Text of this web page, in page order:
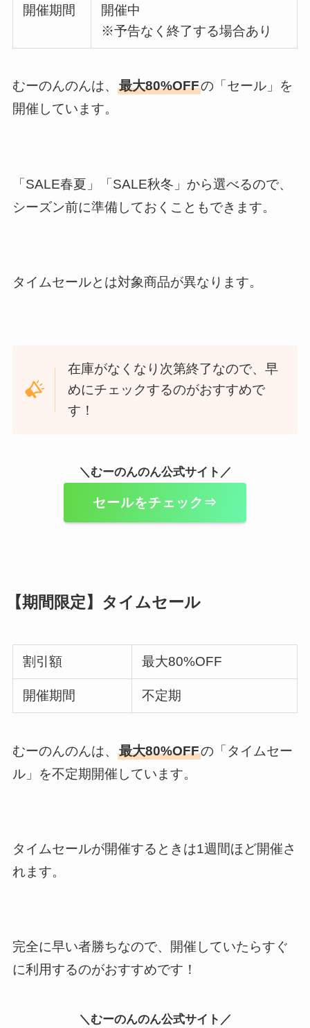
開催期間
開催中
※予告なく終了する場合あり
むーのんのんは、 最大80%OFFの「セール」を
開催しています。
「SALE春夏」「SALE秋冬」から選べるので、
シーズン前に準備しておくこともできます。
タイムセールとは対象商品が異なります。
在庫がなくなり次第終了なので、早
めにチェックするのがおすすめで
す！
＼むーのんのん公式サイト／
セールをチェック⇒
【期間限定】タイムセール
割引額 最大80%OFF
開催期間 不定期
むーのんのんは、 最大80%OFFの「タイムセー
ル」を不定期開催しています。
タイムセールが開催するときは1週間ほど開催さ
れます。
完全に早い者勝ちなので、開催していたらすぐ
に利用するのがおすすめです！
＼むーのんのん公式サイト／